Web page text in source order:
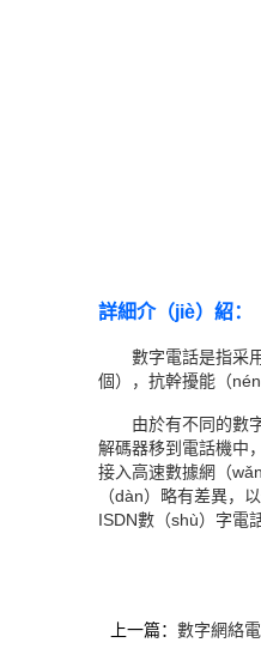
詳細介（jiè）紹：
數字電話是指采用
個），抗幹擾能（
由於有不同的數字
解碼器移到電話機中
接入高速數據網（
（dàn）略有差異，
ISDN數（shù）字電
上一篇： 數字網絡